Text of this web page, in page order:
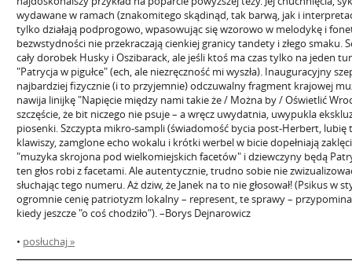
wydawane w ramach (znakomitego skądinąd, tak barwą, jak i
tylko działają podprogowo, wpasowując się wzorowo w melodykę i
bezwstydności nie przekraczają cienkiej granicy tandety i złego smaku.
cały dorobek Husky i Oszibarack, ale jeśli ktoś ma czas tylko na jeden
"Patrycja w pigułce" (ech, ale niezręczność mi wyszła). Inauguracyjny
najbardziej fizycznie (i to przyjemnie) odczuwalny fragment krajowej
nawija linijkę "Napięcie między nami takie że / Można by / Oświetlić
szczęście, że bit niczego nie psuje – a wręcz uwydatnia, uwypukla
piosenki. Szczypta mikro-sampli (świadomość bycia post-Herbert, lubię
klawiszy, zamglone echo wokalu i krótki werbel w bicie dopełniają
"muzyka skrojona pod wielkomiejskich facetów" i dziewczyny będą
ten głos robi z facetami. Ale autentycznie, trudno sobie nie
słuchając tego numeru. Aż dziw, że Janek na to nie głosował! (Psikus w
ogromnie cenię patriotyzm lokalny – represent, te sprawy –
kiedy jeszcze "o coś chodziło"). –Borys Dejnarowicz
• posłuchaj »